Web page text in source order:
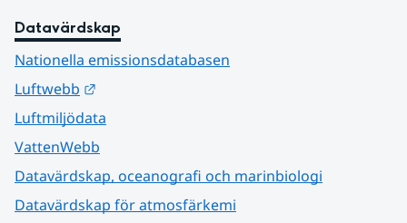
Datavärdskap
Nationella emissionsdatabasen
Luftwebb
Luftmiljödata
VattenWebb
Datavärdskap, oceanografi och marinbiologi
Datavärdskap för atmosfärkemi